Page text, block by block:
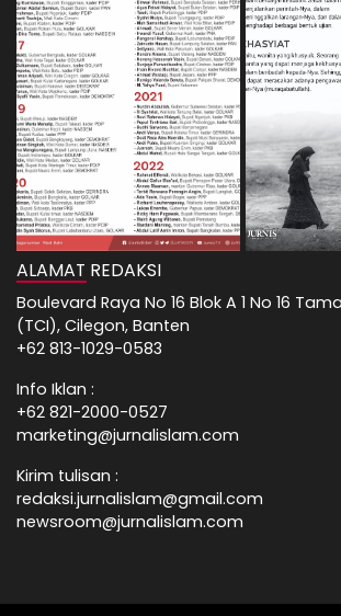
ALAMAT REDAKSI
Boulevard Raya No 16 Blok A 1 No 16
(TCI), Cilegon, Banten
+62 813-1029-0583
Info Iklan :
+62 821-2000-0527
marketing@jurnalislam.com
Kirim tulisan :
redaksi.jurnalislam@gmail.com
newsroom@jurnalislam.com